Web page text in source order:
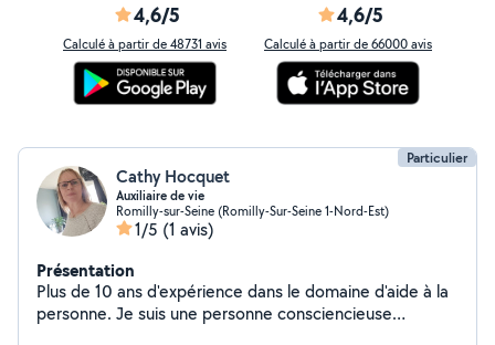
4,6/5
Calculé à partir de 48731 avis
4,6/5
Calculé à partir de 66000 avis
Particulier
Cathy Hocquet
Auxiliaire de vie
Romilly-sur-Seine (Romilly-Sur-Seine 1-Nord-Est)
1/5 (1 avis)
Présentation
Plus de 10 ans d'expérience dans le domaine d'aide à la
personne. Je suis une personne consciencieuse